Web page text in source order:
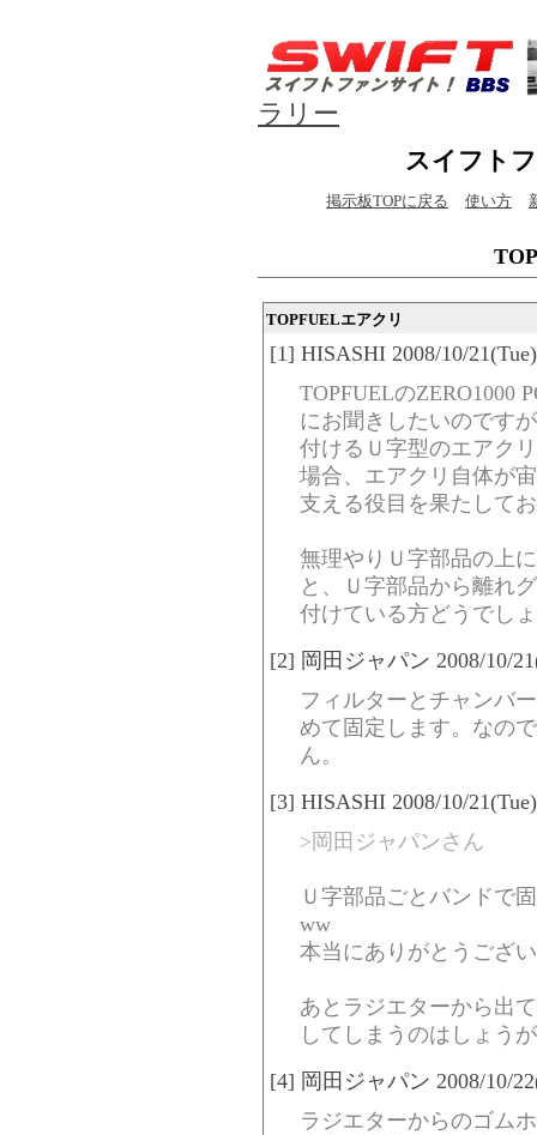
ラリー
スイフト
掲示板TOPに戻る 使い方
TOPFUELエアクリ
[1] HISASHI 2008/10/
TOPFUELのZERO1000
にお聞きしたいのです
付けるＵ字型のエアク
場合、エアクリ自体が
支える役目を果たして
無理やりＵ字部品の上
と、Ｕ字部品から離れ
付けている方どうでし
[2] 岡田ジャパン 2008/10/
フィルターとチャンバ
めて固定します。なの
ん。
[3] HISASHI 2008/10/
>岡田ジャパンさん
Ｕ字部品ごとバンドで
ww
本当にありがとうござ
あとラジエターから出
してしまうのはしょう
[4] 岡田ジャパン 2008/10/
ラジエターからのゴム